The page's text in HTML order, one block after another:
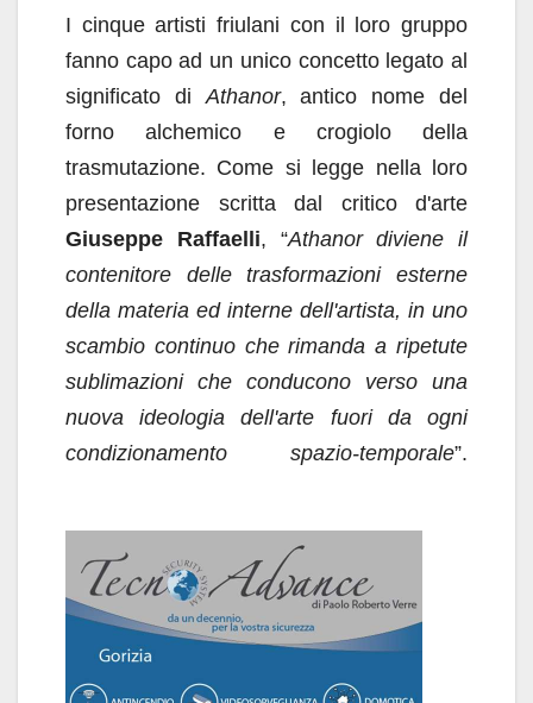
I cinque artisti friulani con il loro gruppo
fanno capo ad un unico concetto legato al
significato di Athanor, antico nome del
forno alchemico e crogiolo della
trasmutazione. Come si legge nella loro
presentazione scritta dal critico d'arte
Giuseppe Raffaelli, “Athanor diviene il
contenitore delle trasformazioni esterne
della materia ed interne dell'artista, in uno
scambio continuo che rimanda a ripetute
sublimazioni che conducono verso una
nuova ideologia dell'arte fuori da ogni
condizionamento spazio-temporale”.